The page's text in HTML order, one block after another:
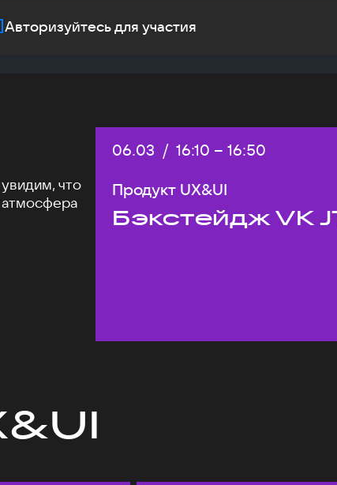
Авторизуйтесь для участия
что
атмосфера
Дата:
06.03 / Начало:
16:10 – Конец:
16:50
Продукт UX&UI
Бэкстейдж VK